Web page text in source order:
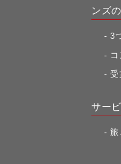
ンズ
3
受
サー